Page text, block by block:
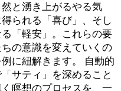
と湧き上がるやる気
られる「喜び」、そし
「軽安」。これらの要
の意識を変えていくの
に紐解きます。 自動的
サティ」を深めること
瞑想のプロセスを、一